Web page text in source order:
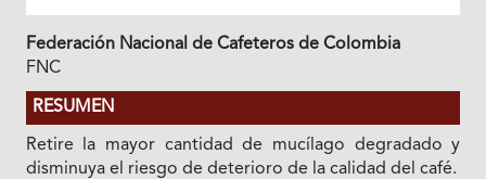
Federación Nacional de Cafeteros de Colombia
FNC
RESUMEN
Retire la mayor cantidad de mucílago degradado y
disminuya el riesgo de deterioro de la calidad del café.